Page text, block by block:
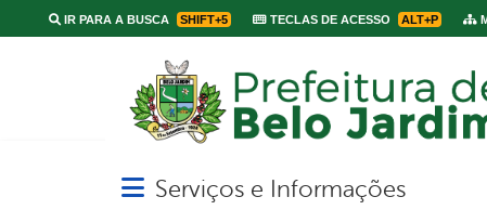
IR PARA A BUSCA SHIFT+5 TECLAS DE ACESSO ALT+P
Abrir menu principal de navegação
Serviços e Informações